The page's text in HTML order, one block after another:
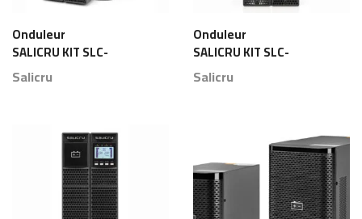
Onduleur
SALICRU KIT SLC-
8000-TWIN RT2 Maroc
Salicru
Onduleur
SALICRU KIT SLC-
6000-TWIN RT2 Maroc
Salicru